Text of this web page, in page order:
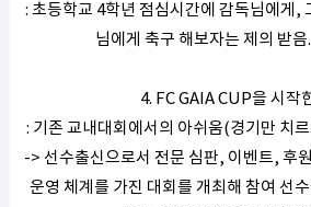
: 초등학교 4학년 점심시간에 감독님에게,
님에게 축구 해보자는 제의 받
4. FC GAIA CUP을 시작
: 기존 교내대회에서의 아쉬움(경기만 치
-> 선수출신으로서 전문 심판, 이벤트, 후
운영 체계를 가진 대회를 개최해 참여 선